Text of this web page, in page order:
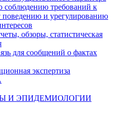
соблюдению требований к
поведению и урегулированию
обзоры, статистическая
для сообщений о фактах
экспертиза
И ЭПИДЕМИОЛОГИИ